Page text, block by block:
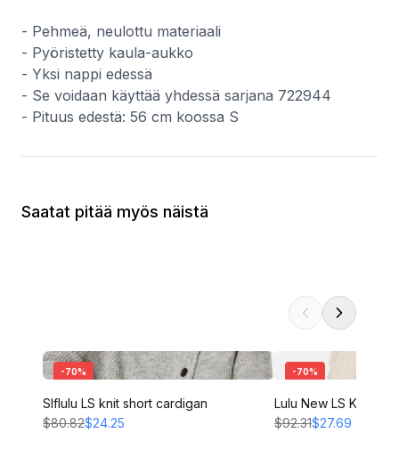
- Pehmeä, neulottu materiaali
- Pyöristetty kaula-aukko
- Yksi nappi edessä
- Se voidaan käyttää yhdessä sarjana 722944
- Pituus edestä: 56 cm koossa S
Saatat pitää myös näistä
-70%
Slflulu LS knit short cardigan
$80.82$24.25
-70%
Lulu New LS Knit
$92.31$27.69